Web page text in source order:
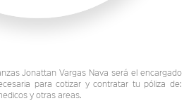
Jonattan Vargas Nava será el encargado
para cotizar y contratar tu póliza de:
y otras areas.